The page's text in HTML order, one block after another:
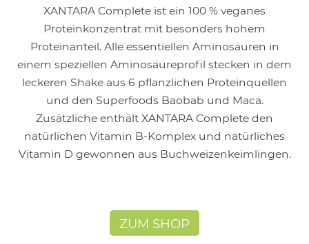
XANTARA Complete ist ein 100 % veganes
Proteinkonzentrat mit besonders hohem
Proteinanteil. Alle essentiellen Aminosäuren in
einem speziellen Aminosäureprofil stecken in dem
leckeren Shake aus 6 pflanzlichen Proteinquellen
und den Superfoods Baobab und Maca.
Zusätzliche enthält XANTARA Complete den
natürlichen Vitamin B-Komplex und natürliches
Vitamin D gewonnen aus Buchweizenkeimlingen.
ZUM SHOP